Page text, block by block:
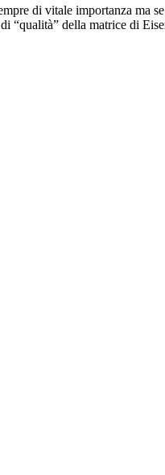
di vitale importanza ma
“qualità” della matrice di